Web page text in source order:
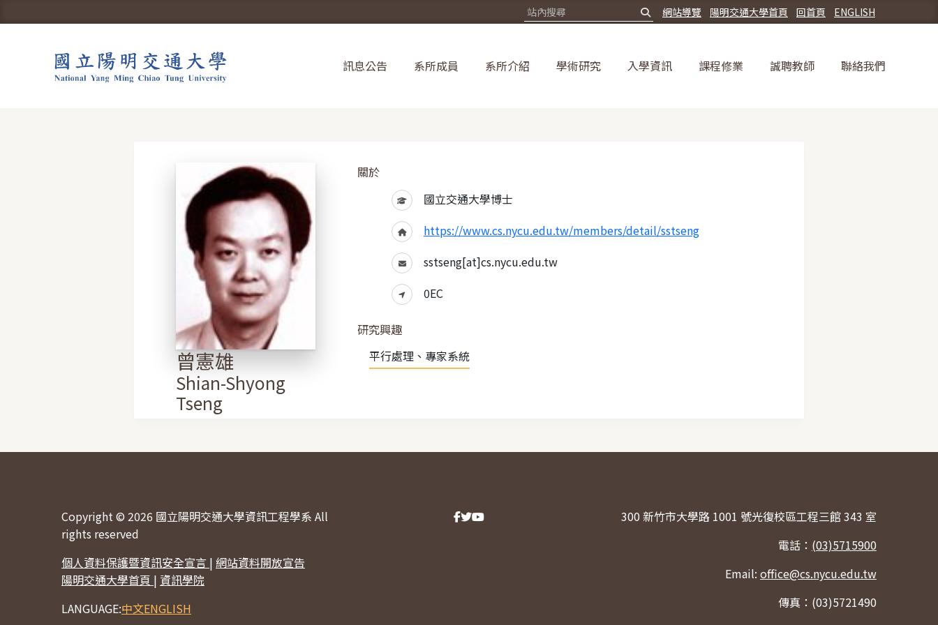
ENGLISH
回首頁
陽明交通大學首頁
網站導覽
訊息公告 系所成員 系所介紹 學術研究 入學資訊 課程修業 誠聘教師 聯絡我們
曾憲雄
Shian-Shyong
Tseng
關於
國立交通大學博士
https://www.cs.nycu.edu.tw/members/detail/sstseng
sstseng[at]cs.nycu.edu.tw
0EC
研究興趣
平行處理、專家系統
Copyright © 2026 國立陽明交通大學資訊工程學系 All
rights reserved
個人資料保護暨資訊安全宣言 | 網站資料開放宣告
陽明交通大學首頁 | 資訊學院
LANGUAGE:中文ENGLISH
300 新竹市大學路 1001 號光復校區工程三館 343 室
電話： (03)5715900
Email: office@cs.nycu.edu.tw
傳真：(03)5721490